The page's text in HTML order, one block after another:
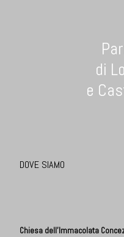
di
e
DOVE SIAMO
Chiesa dell'Immacolata